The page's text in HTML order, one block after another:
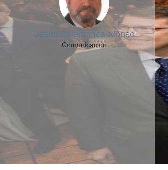
Jesús Salamanca Alonso
Comunicación